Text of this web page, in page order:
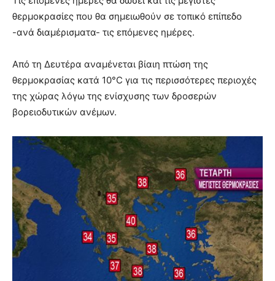
θερμοκρασίες που θα σημειωθούν σε τοπικό επίπεδο
-ανά διαμέρισματα- τις επόμενες ημέρες.
Από τη Δευτέρα αναμένεται βίαιη πτώση της
θερμοκρασίας κατά 10°C για τις περισσότερες περιοχές
της χώρας λόγω της ενίσχυσης των δροσερών
βορειοδυτικών ανέμων.